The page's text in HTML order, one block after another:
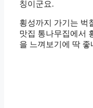
칭이군요.
횡성까지 가기는 벅
맛집 통나무집에서
을 느껴보기에 딱 좋